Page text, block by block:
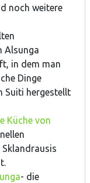
noch weitere
Alsunga
in dem man
Dinge
Suiti hergestellt
Küche von
Sklandrausis
- die